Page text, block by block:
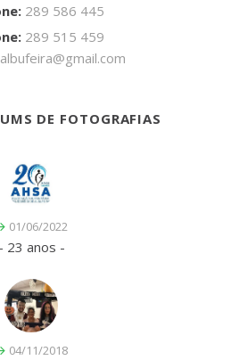
289 586 445
289 515 459
DE FOTOGRAFIAS
01/06/2022
- 23 anos -
04/11/2018